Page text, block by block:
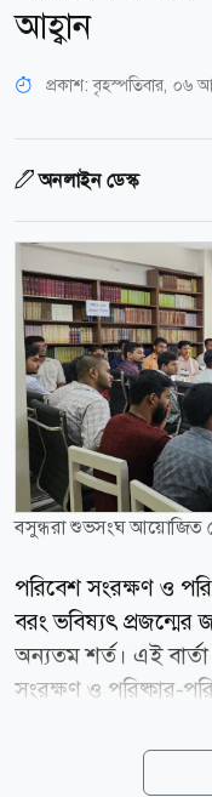
আহ্বান
প্রকাশ:বৃহস্পতিবার, ০৬
অনলাইন ডেস্ক
বসুন্ধরা শুভসংঘ আয়োজিত
পরিবেশ সংরক্ষণ ও
বরং ভবিষ্যৎ
অন্যতম শর্ত। এই
সংরক্ষণ ও পরিষ্কার-
সেমিনারে সভাপতিত্ব